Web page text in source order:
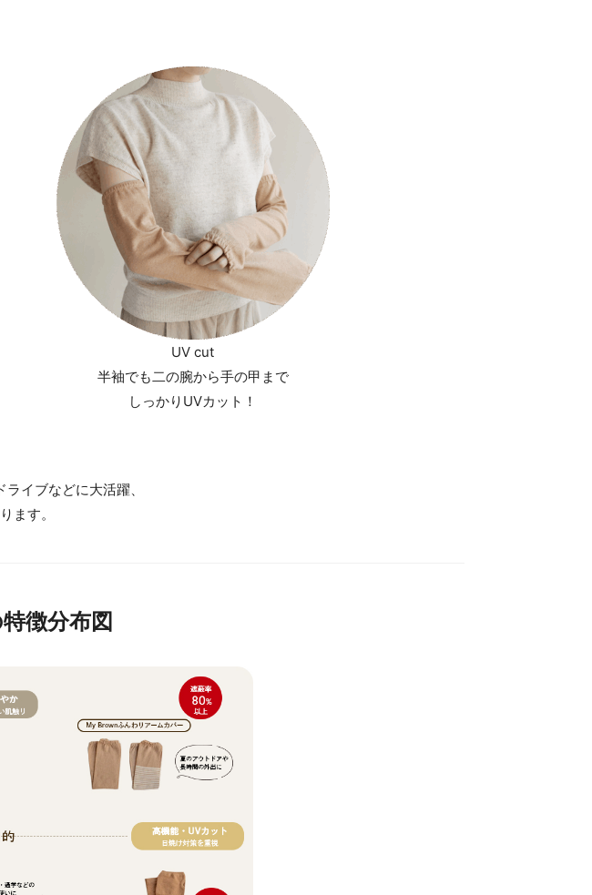
UV cut
半袖でも二の腕から手の甲まで
しっかりUVカット！
イブなどに大活躍、
ます。
徴分布図